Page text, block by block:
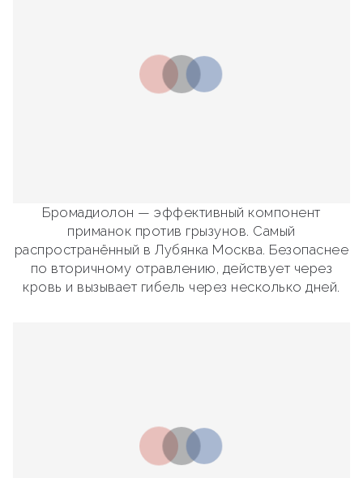
Бромадиолон — эффективный компонент
приманок против грызунов. Самый
распространённый в Лубянка Москва. Безопаснее
по вторичному отравлению, действует через
кровь и вызывает гибель через несколько дней.